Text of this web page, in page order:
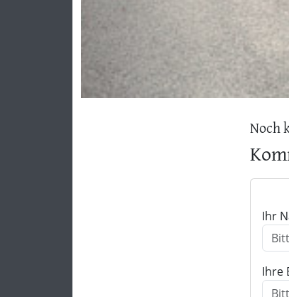
Noch
Ihr
Ihre